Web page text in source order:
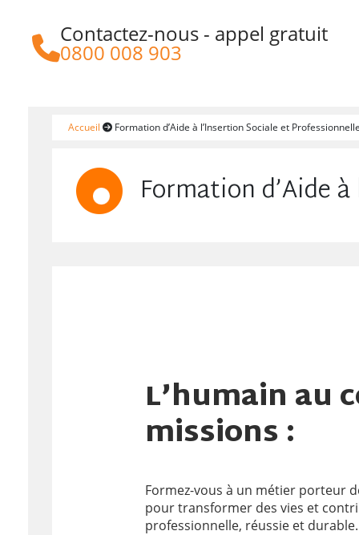
https://www.aksis.fr/
Contactez-nous - appel gratuit
0800 008 903
Accueil Formation d’Aide à l’Insertion Sociale et Professionnelle
Formation d’Aide
L’humain au
missions :
Formez-vous à un métier porteur
pour transformer des vies et
professionnelle, réussie et durable.